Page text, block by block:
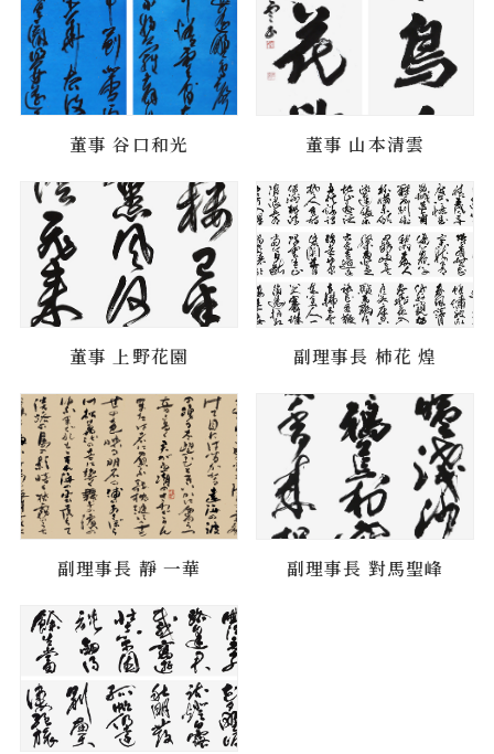
董事 谷口和光 董事 山本清雲
董事 上野花園 副理事長 柿花 煌
副理事長 靜 一華 副理事長 對馬聖峰